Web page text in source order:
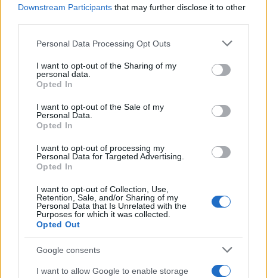
Downstream Participants that may further disclose it to other
Please note that this website/app uses one or more Google
not limited to your visit or usage behaviour. You may click to
grant or deny consent to Google and its third-party tags to
use your data for below specified purposes in below Google
consent section.
Personal Data Processing Opt Outs
I want to opt-out of the Sharing of my
personal data.
Opted In
I want to opt-out of the Sale of my
Personal Data.
Opted In
I want to opt-out of processing my
Personal Data for Targeted Advertising.
Opted In
I want to opt-out of Collection, Use,
Retention, Sale, and/or Sharing of my
Personal Data that Is Unrelated with the
Purposes for which it was collected.
Opted Out
Google consents
I want to allow Google to enable storage
βιωσιμότητα σε καθημερινή πράξη
Stoiximan: «Πού ήσουν;» στις μεγάλες στιγμές του
Ολυμπιακού
ΕΤΙΚΕΤΕΣ Opel GSE